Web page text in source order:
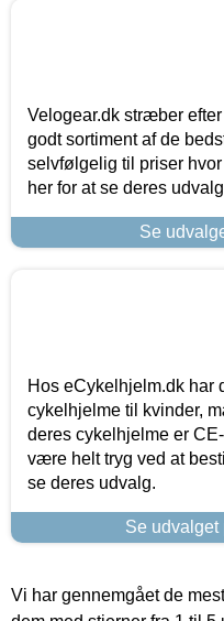
Velogear.dk stræber
godt sortiment af de
selvfølgelig til priser
her for at se deres
Se
Hos eCykelhjelm.dk har
cykelhjelme til kvinder,
deres cykelhjelme er
være helt tryg ved at
se deres udvalg.
Se udvalget
Vi har gennemgået de